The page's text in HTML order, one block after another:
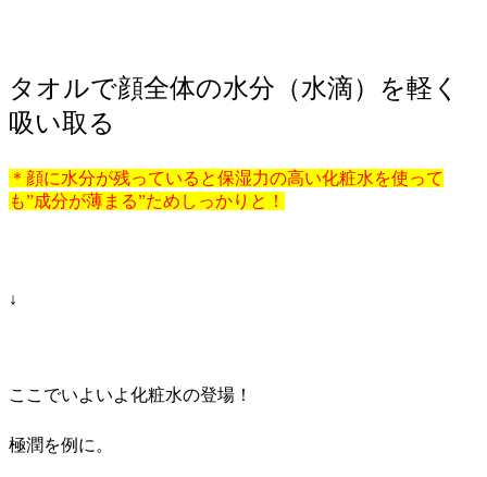
タオルで顔全体の水分（水滴）を軽く
吸い取る
＊顔に水分が残っていると保湿力の高い化粧水を使って
も”成分が薄まる”ためしっかりと！
↓
ここでいよいよ化粧水の登場！
極潤を例に。